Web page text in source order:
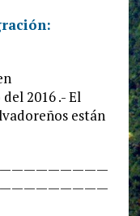
2016 .- El
están